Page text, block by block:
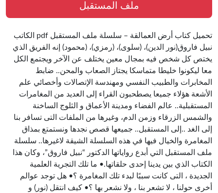
ملف المستقبل
تحميل كتاب أرض العمالقة – سلسلة ملف المستقبل pdf الكاتب
نبيل فاروق(نور الدين)، (سلوى)، (رمزي)، (محمود) إنه الفريق الذي
يختص كل شخص فيه بمجال معين يختلف عن الآخر ويجتمع الكل
معا ليكونوا خليطا متماسكا يجتاز الصعاب والمحن.. ضابط
المخابرات والطبيب النفسي ومهندسة الإتصالات وأخصائي علم
الأشعة هؤلاء جميعا يصطحبون القراء إلى العديد من المغامرات
المستقبلية.. عالم الفضاء ومدينة الأعماق و الثلوج الساخنة
والشمس الزرقاء وزمن الدم، وغيرها من الملفات التى تسافر بنا
إلى الغد ..إلى المستقبل.. جميعها قصص نجدها ونستمتع بمذاق
المغامرة والخيال فيها في هذه السلسلة الشيقة لاغيرها.. سلسلة
ملف المستقبل التي أبدع رواياتها الدكتور “نبيل فاروق”، وكان هذا
الكتاب الذي بين يدينا إحدى حلقاتها.• ما تلك التجرية العلمية
الجديدة ، التى كانت سببًا لبدء تلك المغامرة ؟• هل توجد عوالم
أخرى حولنا ، لا تشعر بنا ، ولا نشعر بها ؟• كيف انتقل (نور) و